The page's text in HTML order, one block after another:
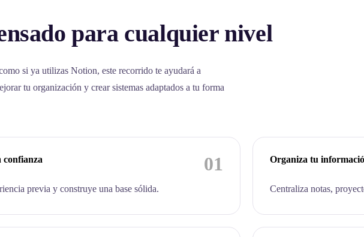
para cualquier nivel
si ya utilizas Notion, este recorrido te ayudará a
tu organización y crear sistemas adaptados a tu forma
01
confianza
previa y construye una base sólida.
Organiza tu
Centraliza notas,